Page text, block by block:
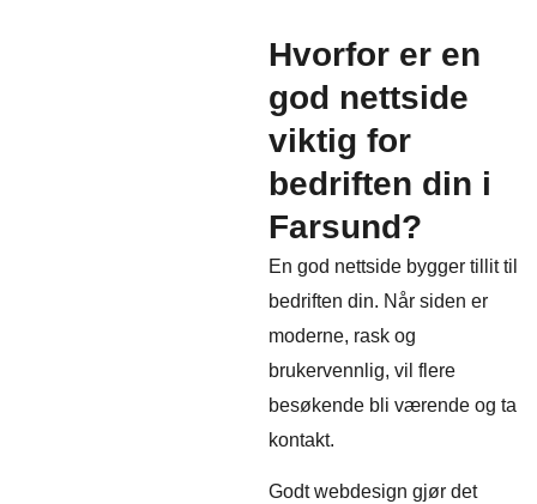
Hvorfor er en
god nettside
viktig for
bedriften din i
Farsund?
En god nettside bygger tillit til
bedriften din. Når siden er
moderne, rask og
brukervennlig, vil flere
besøkende bli værende og ta
kontakt.
Godt webdesign gjør det